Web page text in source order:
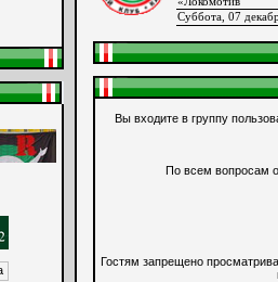
Суббота, 07
Вы входите в группу
По всем вопросам
Гостям запрещено